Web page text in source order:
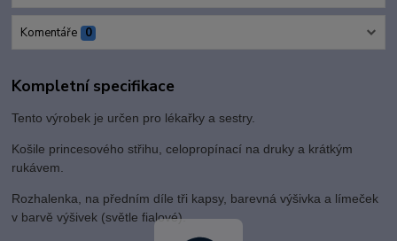
Komentáře 0
Kompletní specifikace
Tento výrobek je určen pro lékařky a sestry.
Košile princesového střihu, celopropínací na druky a krátkým
rukávem.
Rozhalenka, na předním díle tři kapsy, barevná výšivka a límeček
v barvě výšivek (světle fialové).